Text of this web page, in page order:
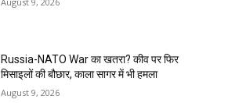
Russia-NATO War का खतरा? कीव पर फिर
मिसाइलों की बौछार, काला सागर में भी हमला
August 9, 2026